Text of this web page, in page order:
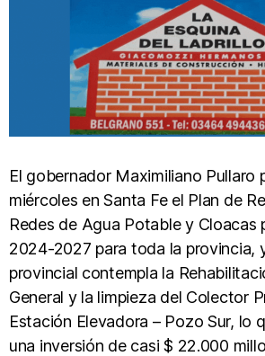
El gobernador Maximiliano Pullaro
miércoles en Santa Fe el Plan de
Redes de Agua Potable y Cloacas
2024-2027 para toda la provincia,
provincial contempla la
General y la limpieza del Colector
Estación Elevadora – Pozo Sur, lo
una inversión de casi $ 22.000